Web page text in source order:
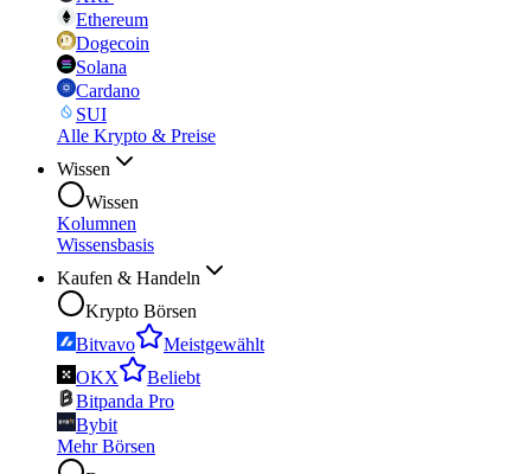
Ethereum
Dogecoin
Solana
Cardano
SUI
Alle Krypto & Preise
Wissen
Wissen
Kolumnen
Wissensbasis
Kaufen & Handeln
Krypto Börsen
Bitvavo
Meistgewählt
OKX
Beliebt
Bitpanda Pro
Bybit
Mehr Börsen